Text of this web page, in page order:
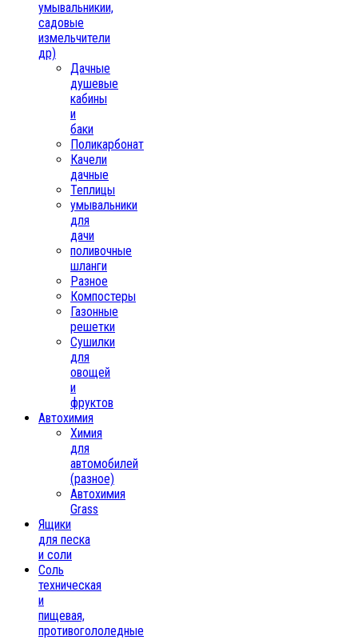
умывальникии,
садовые
измельчители
др)
Дачные
душевые
кабины
и
баки
Поликарбонат
Качели
дачные
Теплицы
умывальники
для
дачи
поливочные
шланги
Разное
Компостеры
Газонные
решетки
Сушилки
для
овощей
и
фруктов
Автохимия
Химия
для
автомобилей
(разное)
Автохимия
Grass
Ящики
для песка
и соли
Соль
техническая
и
пищевая,
противогололедные